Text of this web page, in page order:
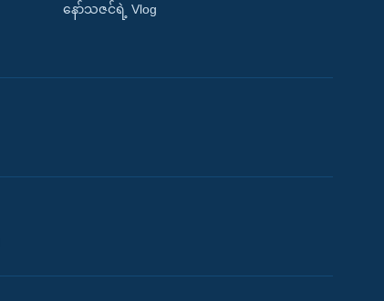
နော်သဇင်ရဲ့ Vlog